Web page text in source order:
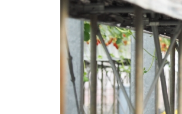
市』
いち
ご狩
り体
験人
気ス
ポッ
ト！